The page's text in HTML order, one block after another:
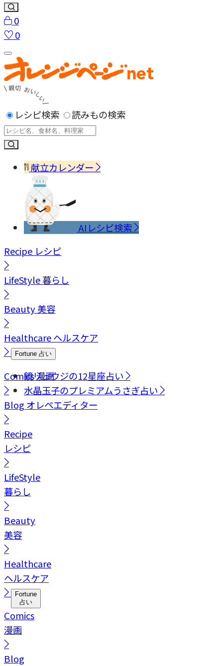
0
0
レシピ検索 読みもの検索
献立カレンダー
AIレシピ検索
Recipe レシピ
LifeStyle暮らし
Beauty美容
Healthcareヘルスケア
Fortune 占い
鏡リュウジの12星座占い
水晶玉子のプレミアムうさぎ占い
Comics漫画
Blog オレペエディター
Recipe
レシピ
LifeStyle
暮らし
Beauty
美容
Healthcare
ヘルスケア
Fortune
占い
Comics
漫画
Blog